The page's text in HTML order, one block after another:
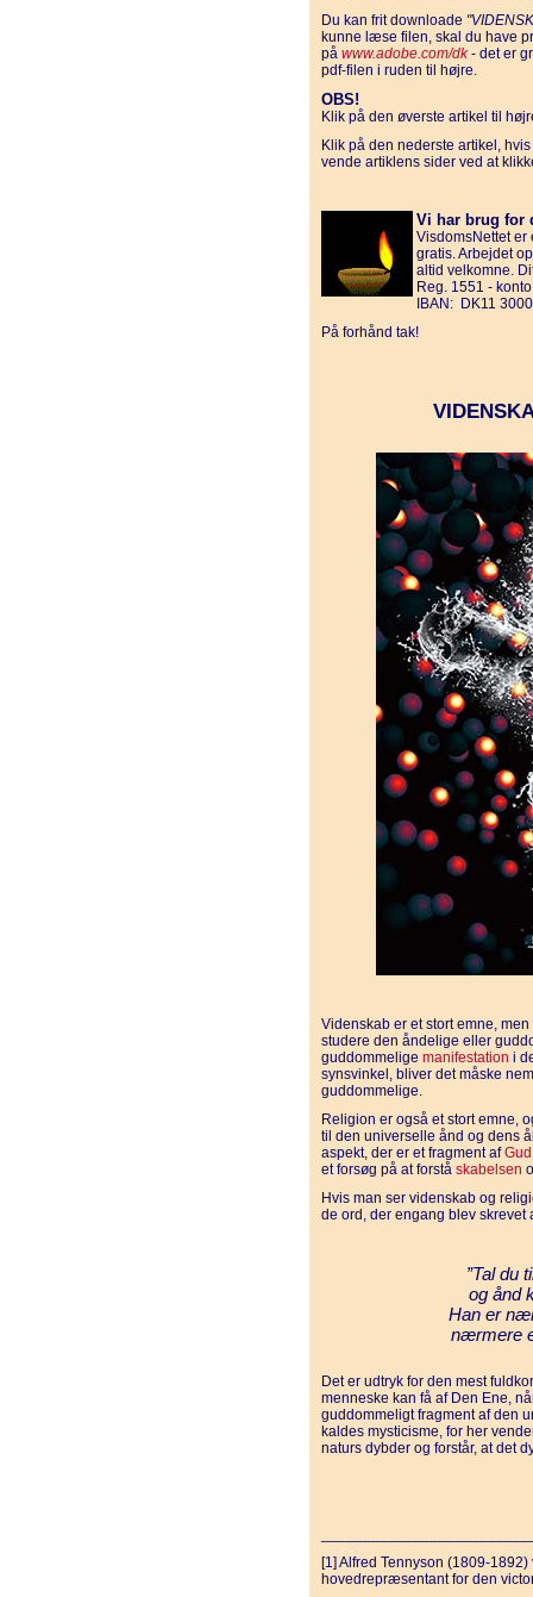
Du kan frit downloade
kunne læse filen, skal du have
på www.adobe.com/dk- det er
pdf-filen i ruden til højre.
OBS!
Klik på den øverste artikel til
Klik på den nederste artikel,
vende artiklens sider ved at
Vi har brug for
VisdomsNettet er
gratis. Arbejdet
altid velkomne.
Reg. 1551 -
IBAN: DK11
På forhånd tak!
Videnskab er et stort emne,
studere den åndelige eller
guddommelige manifestation i
synsvinkel, bliver det måske
guddommelige.
Religion er også et stort emne,
til den universelle ånd og dens
aspekt, der er et fragment afGud
et forsøg på at forstå skabelsen
Hvis man ser videnskab og
de ord, der engang blev skrevet
”Tal du
og ånd
Han er
nærmere
Det er udtryk for den mest
menneske kan få af Den Ene,
guddommeligt fragment af den
kaldes mysticisme, for her
naturs dybder og forstår, at det
[1] Alfred Tennyson (1809-
hovedrepræsentant for den